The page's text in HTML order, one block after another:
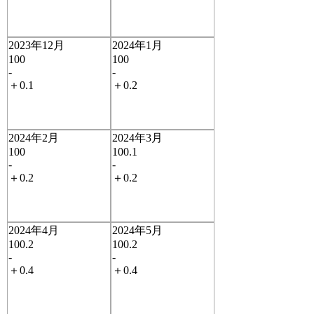
2023年12月
100
-
＋0.1
2024年1月
100
-
＋0.2
2024年2月
100
-
＋0.2
2024年3月
100.1
-
＋0.2
2024年4月
100.2
-
＋0.4
2024年5月
100.2
-
＋0.4